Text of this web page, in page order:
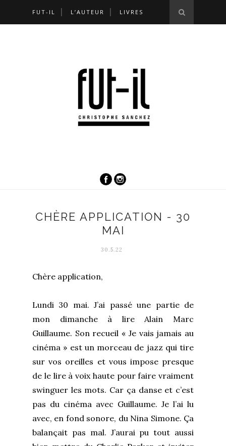
FUT-IL L’AUTEUR LIVRES
CHÈRE APPLICATION - 30
MAI
30.5.22
Chère application,
Lundi 30 mai. J’ai passé une partie de
mon dimanche à lire Alain Marc
Guillaume. Son recueil « Je vais jamais au
cinéma » est un morceau de jazz qui tire
sur vos oreilles et vous impose presque
de le lire à voix haute pour faire vraiment
swinguer les mots. Car ça danse et c’est
pas du cinéma avec Guillaume. Je l’ai lu
avec, en fond sonore, du Nina Simone. Ça
balançait pas mal. J’aurai pu tout aussi